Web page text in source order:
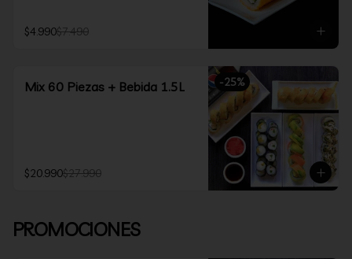
$4.990$7.490
-25%
Mix 60 Piezas + Bebida 1.5L
$20.990$27.990
PROMOCIONES